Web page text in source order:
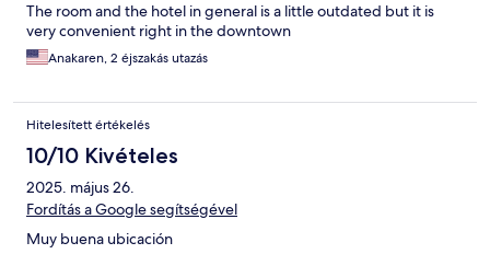
The room and the hotel in general is a little outdated but it is
very convenient right in the downtown
Anakaren, 2 éjszakás utazás
Hitelesített értékelés
10/10 Kivételes
2025. május 26.
Fordítás a Google segítségével
Muy buena ubicación